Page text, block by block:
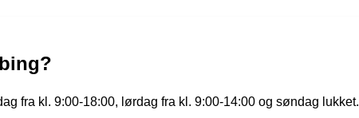
fra kl. 9:00-18:00, lørdag fra kl. 9:00-14:00 og søndag lukket.